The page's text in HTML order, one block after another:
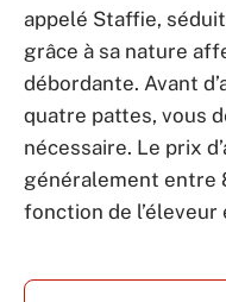
appelé Staffie,
grâce à sa nature
débordante. Avant
quatre pattes, vous
nécessaire. Le prix
généralement entre
fonction de l’éleveur